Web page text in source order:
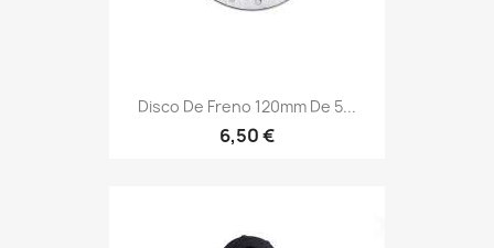
Disco De Freno 120mm De 5...
6,50 €